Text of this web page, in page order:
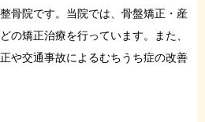
・当院について
お役立ちブログ
骨院です。当院では、骨盤矯正・産
の矯正治療を行っています。また、
や交通事故によるむちうち症の改善